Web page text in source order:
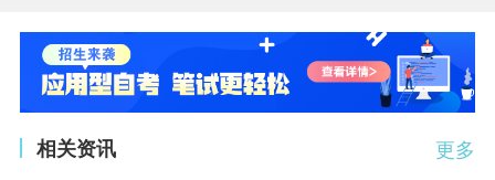
更多
相关资讯